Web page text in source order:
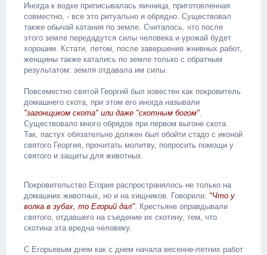
Иногда к водке приписывалась яичница, приготовленная
совместно, - все это ритуально и обрядно. Существовал
также обычай катания по земле. Считалось, что после
этого земле передадутся силы человека и урожай будет
хорошим. Кстати, летом, после завершения жнивных работ,
женщины также катались по земле только с обратным
результатом: земля отдавала им силы.
Повсеместно святой Георгий был известен как покровитель
домашнего скота, при этом его иногда называли
"загонщиком скота" или даже "скотным богом".
Существовало много обрядов при первом выгоне скота.
Так, пастух обязательно должен был обойти стадо с иконой
святого Георгия, прочитать молитву, попросить помощи у
святого и защиты для животных.
Покровительство Егория распространялось не только на
домашних животных, но и на хищников. Говорили: "Что у
волка в зубах, то Егорий дал". Крестьяне оправдывали
святого, отдавшего на съедение их скотину, тем, что
скотина эта вредна человеку.
С Егорьевым днем как с днем начала весенне-летних работ